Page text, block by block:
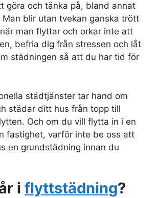
göra och tänka på, bland annat
blir utan tvekan ganska trött
man flyttar och orkar inte att
befria dig från stressen och låt
städningen så att du har tid för
städtjänster tar hand om
städar ditt hus från topp till
Och om du vill flytta in i en
fastighet, varför inte be oss att
en grundstädning innan du
i flyttstädning?